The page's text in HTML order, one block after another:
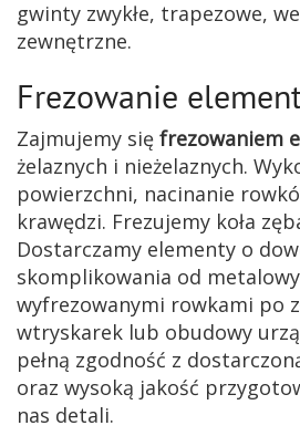
gwinty zwykłe, trapezowe,
zewnętrzne.
Frezowanie
Zajmujemy się frezowaniem
żelaznych i nieżelaznych.
powierzchni, nacinanie
krawędzi. Frezujemy koła
Dostarczamy elementy o
skomplikowania od
wyfrezowanymi rowkami po
wtryskarek lub obudowy
pełną zgodność z
oraz wysoką jakość
nas detali.